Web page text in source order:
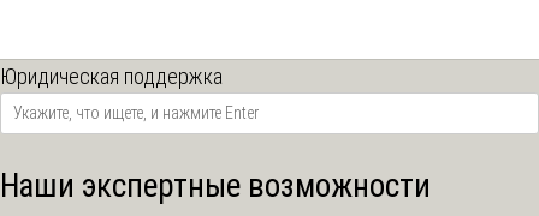
Юридическая поддержка
Наши экспертные возможности